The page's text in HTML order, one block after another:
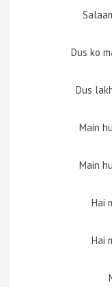
Dus ko
Dus
Main
Main
Hai
Hai